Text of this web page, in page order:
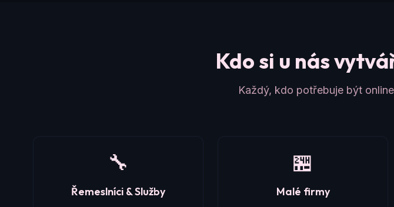
Kdo si u nás
Každý, kdo potřebuje být
🔧
Řemeslníci & Služby
🏪
Malé firmy